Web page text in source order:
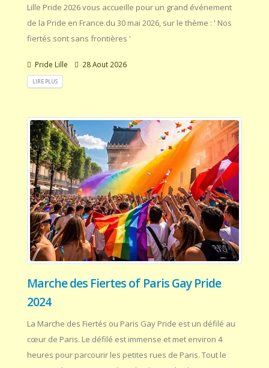
Lille Pride 2026 vous accueille pour un grand événement
de la Pride en France.du 30 mai 2026, sur le thème : ' Nos
fiertés sont sans frontières '
Pride Lille 28 Aout 2026
LIRE PLUS
Marche des Fiertes of Paris Gay Pride
2024
La Marche des Fiertés ou Paris Gay Pride est un défilé au
cœur de Paris. Le défilé est immense et met environ 4
heures pour parcourir les petites rues de Paris. Tout le